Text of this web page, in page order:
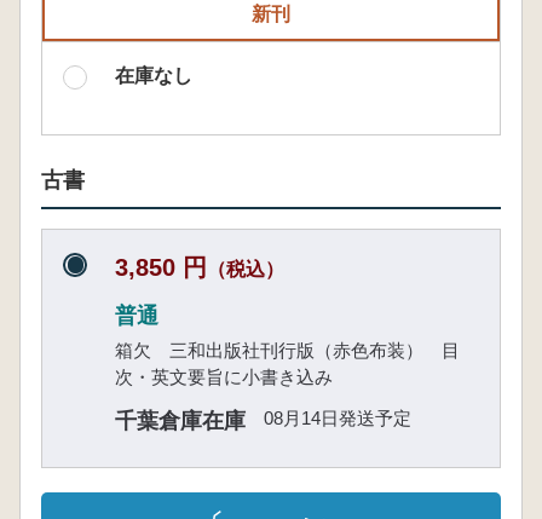
新刊
在庫なし
古書
3,850 円 （税込）
普通
箱欠 三和出版社刊行版（赤色布装） 目
次・英文要旨に小書き込み
千葉倉庫在庫 08月14日発送予定